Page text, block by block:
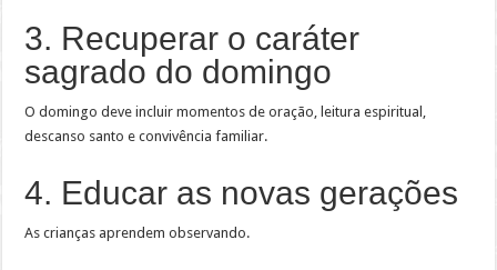
3. Recuperar o caráter
sagrado do domingo
O domingo deve incluir momentos de oração, leitura espiritual,
descanso santo e convivência familiar.
4. Educar as novas gerações
As crianças aprendem observando.